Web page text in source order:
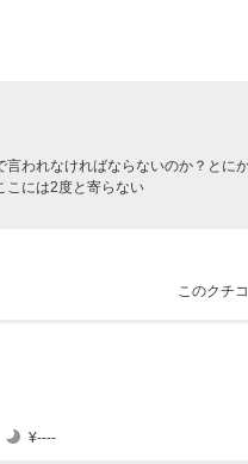
われなければならないのか？とに
こには2度と寄らない
このクチ
¥----